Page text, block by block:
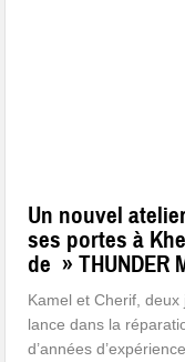
Un nouvel
ses portes à
de » THUNDER
Kamel et Cherif,
lance dans la
d’années